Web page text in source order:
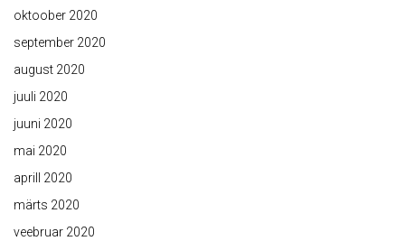
oktoober 2020
september 2020
august 2020
juuli 2020
juuni 2020
mai 2020
aprill 2020
märts 2020
veebruar 2020